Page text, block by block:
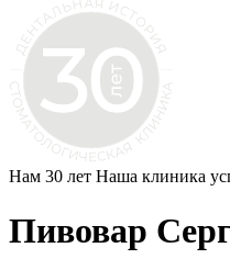
Нам 30 лет Наша клиника
Пивовар